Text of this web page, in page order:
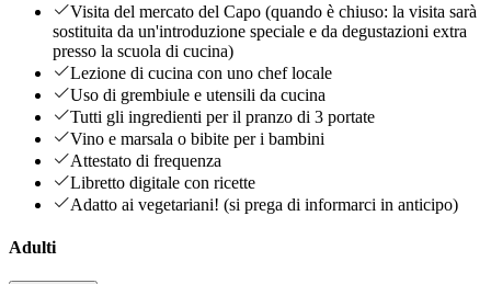
Visita del mercato del Capo (quando è chiuso: la visita sarà
sostituita da un'introduzione speciale e da degustazioni extra
presso la scuola di cucina)
Lezione di cucina con uno chef locale
Uso di grembiule e utensili da cucina
Tutti gli ingredienti per il pranzo di 3 portate
Vino e marsala o bibite per i bambini
Attestato di frequenza
Libretto digitale con ricette
Adatto ai vegetariani! (si prega di informarci in anticipo)
Adulti